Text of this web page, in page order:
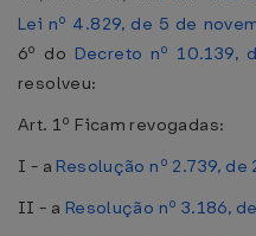
Lei nº 4.829, de 5 de
6º do Decreto nº 10.139,
resolveu:
Art. 1º Ficam revogadas:
I - a Resolução nº 2.739,
II - a Resolução nº 3.186,